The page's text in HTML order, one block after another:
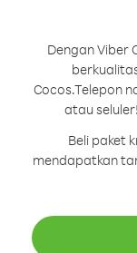
Dengan Viber
Cocos.Telepon
atau
Beli paket
mendapatkan